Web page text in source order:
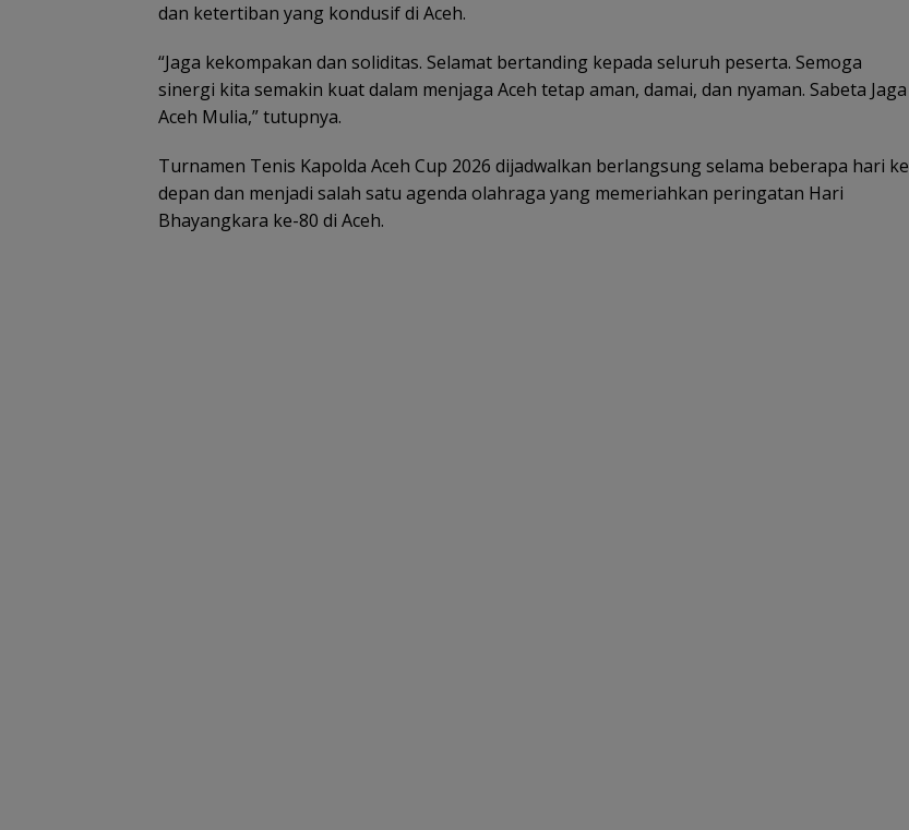
dan ketertiban yang kondusif di Aceh.
“Jaga kekompakan dan soliditas. Selamat bertanding kepada seluruh peserta. Semoga
sinergi kita semakin kuat dalam menjaga Aceh tetap aman, damai, dan nyaman. Sabeta Jaga
Aceh Mulia,” tutupnya.
Turnamen Tenis Kapolda Aceh Cup 2026 dijadwalkan berlangsung selama beberapa hari ke
depan dan menjadi salah satu agenda olahraga yang memeriahkan peringatan Hari
Bhayangkara ke-80 di Aceh.